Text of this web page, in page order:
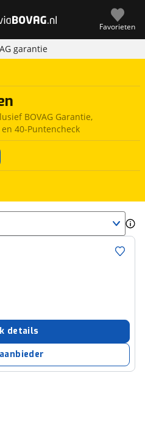
Favorieten
garantie
BOVAG Garantie,
40-Puntencheck
details